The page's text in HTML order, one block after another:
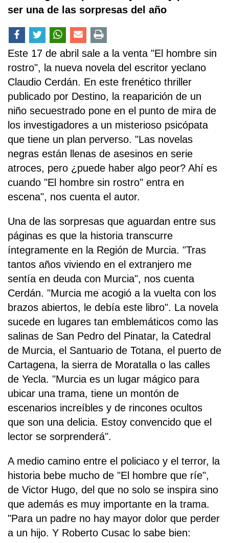
ser una de las sorpresas del año
Este 17 de abril sale a la venta "El hombre sin
rostro", la nueva novela del escritor yeclano
Claudio Cerdán. En este frenético thriller
publicado por Destino, la reaparición de un
niño secuestrado pone en el punto de mira de
los investigadores a un misterioso psicópata
que tiene un plan perverso. "Las novelas
negras están llenas de asesinos en serie
atroces, pero ¿puede haber algo peor? Ahí es
cuando "El hombre sin rostro" entra en
escena", nos cuenta el autor.
Una de las sorpresas que aguardan entre sus
páginas es que la historia transcurre
íntegramente en la Región de Murcia. "Tras
tantos años viviendo en el extranjero me
sentía en deuda con Murcia", nos cuenta
Cerdán. "Murcia me acogió a la vuelta con los
brazos abiertos, le debía este libro". La novela
sucede en lugares tan emblemáticos como las
salinas de San Pedro del Pinatar, la Catedral
de Murcia, el Santuario de Totana, el puerto de
Cartagena, la sierra de Moratalla o las calles
de Yecla. "Murcia es un lugar mágico para
ubicar una trama, tiene un montón de
escenarios increíbles y de rincones ocultos
que son una delicia. Estoy convencido que el
lector se sorprenderá".
A medio camino entre el policiaco y el terror, la
historia bebe mucho de "El hombre que ríe",
de Victor Hugo, del que no solo se inspira sino
que además es muy importante en la trama.
"Para un padre no hay mayor dolor que perder
a un hijo. Y Roberto Cusac lo sabe bien: